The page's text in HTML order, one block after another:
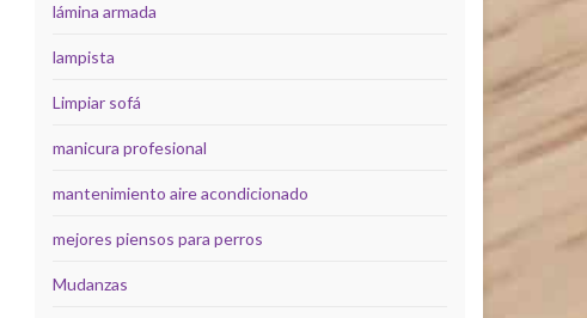
lámina armada
lampista
Limpiar sofá
manicura profesional
mantenimiento aire acondicionado
mejores piensos para perros
Mudanzas